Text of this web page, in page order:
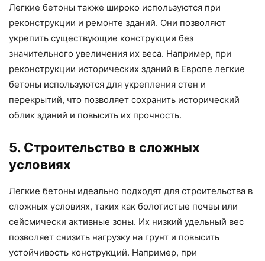
Легкие бетоны также широко используются при
реконструкции и ремонте зданий. Они позволяют
укрепить существующие конструкции без
значительного увеличения их веса. Например, при
реконструкции исторических зданий в Европе легкие
бетоны используются для укрепления стен и
перекрытий, что позволяет сохранить исторический
облик зданий и повысить их прочность.
5. Строительство в сложных
условиях
Легкие бетоны идеально подходят для строительства в
сложных условиях, таких как болотистые почвы или
сейсмически активные зоны. Их низкий удельный вес
позволяет снизить нагрузку на грунт и повысить
устойчивость конструкций. Например, при